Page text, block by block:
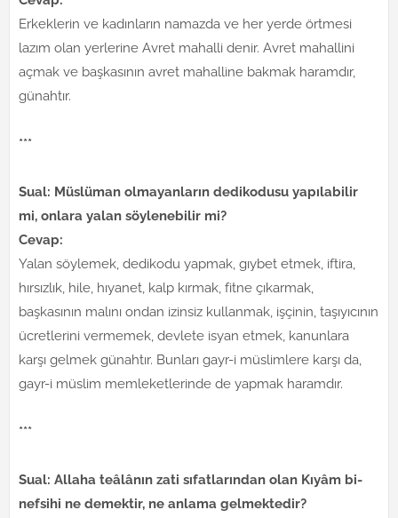
Erkeklerin ve kadınların namazda ve her yerde örtmesi
lazım olan yerlerine Avret mahalli denir. Avret mahallini
açmak ve başkasının avret mahalline bakmak haramdır,
günahtır.
***
Sual: Müslüman olmayanların dedikodusu yapılabilir
mi, onlara yalan söylenebilir mi?
Cevap:
Yalan söylemek, dedikodu yapmak, gıybet etmek, iftira,
hırsızlık, hile, hıyanet, kalp kırmak, fitne çıkarmak,
başkasının malını ondan izinsiz kullanmak, işçinin, taşıyıcının
ücretlerini vermemek, devlete isyan etmek, kanunlara
karşı gelmek günahtır. Bunları gayr-i müslimlere karşı da,
gayr-i müslim memleketlerinde de yapmak haramdır.
***
Sual: Allaha teâlânın zati sıfatlarından olan Kıyâm bi-
nefsihi ne demektir, ne anlama gelmektedir?